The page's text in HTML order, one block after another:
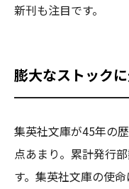
新刊も注目です。
膨大なストック
集英社文庫が45年の
点あまり。累計発行
す。集英社文庫の使